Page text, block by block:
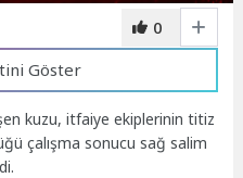
0
Göster
kuzu, itfaiye ekiplerinin titiz
çalışma sonucu sağ salim